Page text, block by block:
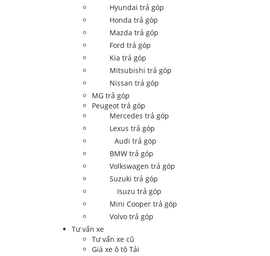
Hyundai trả góp
Honda trả góp
Mazda trả góp
Ford trả góp
Kia trả góp
Mitsubishi trả góp
Nissan trả góp
MG trả góp
Peugeot trả góp
Mercedes trả góp
Lexus trả góp
Audi trả góp
BMW trả góp
Volkswagen trả góp
Suzuki trả góp
Isuzu trả góp
Mini Cooper trả góp
Volvo trả góp
Tư vấn xe
Tư vấn xe cũ
Giá xe ô tô Tải